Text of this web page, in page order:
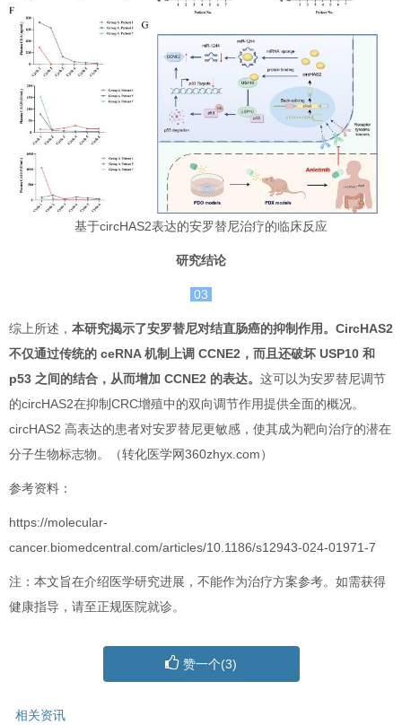
基于circHAS2表达的安罗替尼治疗的临床反应
研究结论
03
综上所述， 本研究揭示了安罗替尼对结直肠癌的抑制作用。CircHAS2
不仅通过传统的 ceRNA 机制上调 CCNE2，而且还破坏 USP10 和
p53 之间的结合，从而增加 CCNE2 的表达。 这可以为安罗替尼调节
的circHAS2在抑制CRC增殖中的双向调节作用提供全面的概况。
circHAS2 高表达的患者对安罗替尼更敏感，使其成为靶向治疗的潜在
分子生物标志物。
（转化医学网360zhyx.com）
参考资料：
https://molecular-
cancer.biomedcentral.com/articles/10.1186/s12943-024-01971-7
注：本文旨在介绍医学研究进展，不能作为治疗方案参考。如需获得
健康指导，请至正规医院就诊。
赞一个(3)
相关资讯